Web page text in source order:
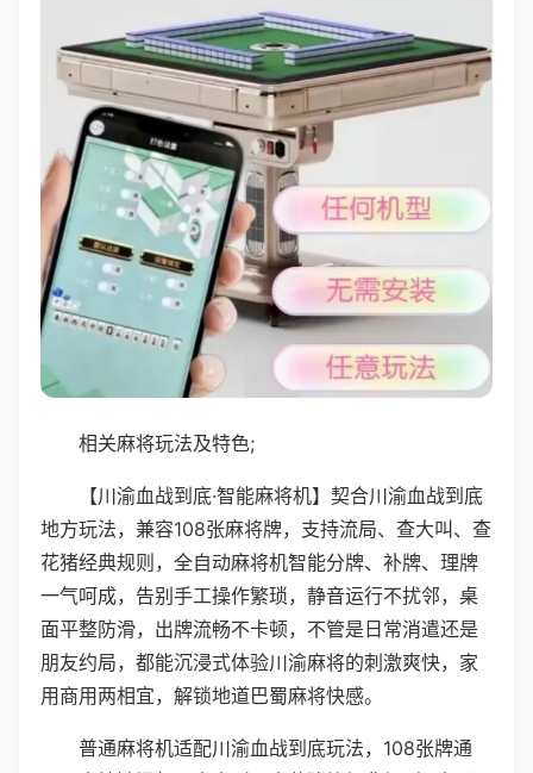
相关麻将玩法及特色;
【川渝血战到底·智能麻将机】契合川渝血战到底
地方玩法，兼容108张麻将牌，支持流局、查大叫、查
花猪经典规则，全自动麻将机智能分牌、补牌、理牌
一气呵成，告别手工操作繁琐，静音运行不扰邻，桌
面平整防滑，出牌流畅不卡顿，不管是日常消遣还是
朋友约局，都能沉浸式体验川渝麻将的刺激爽快，家
用商用两相宜，解锁地道巴蜀麻将快感。
普通麻将机适配川渝血战到底玩法，108张牌通